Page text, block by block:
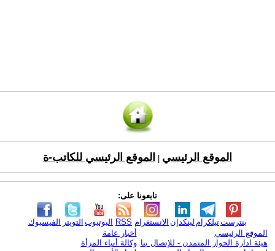
الموقع الرئيسي الموقع الرئيسي للكاتب-ة
تابعونا على:
الفيسبوك التويتر اليوتيوب RSS الانستغرام لينكدإن تيلكرامبنترست
الموقع الرئيسي
هيئة ادارة الحوار المتمدن - للإتصال بنا
أخبار عامة
وكالة أنباء المرأة